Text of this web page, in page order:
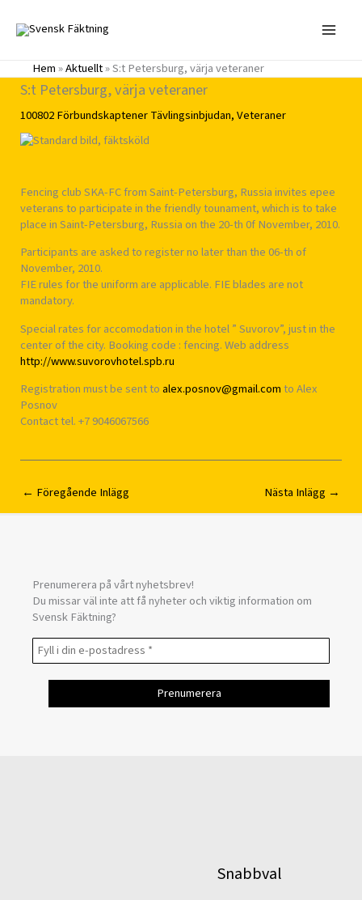
innehåll
Hem»Aktuellt»S:t Petersburg, värja veteraner
S:t Petersburg, värja veteraner
100802FörbundskaptenerTävlingsinbjudan,Veteraner
Fencing club SKA-FC from Saint-Petersburg, Russia invites epee
veterans to participate in the friendly tounament, which is to take
place in Saint-Petersburg, Russia on the 20-th 0f November, 2010.
Participants are asked to register no later than the 06-th of
November, 2010.
FIE rules for the uniform are applicable. FIE blades are not
mandatory.
Special rates for accomodation in the hotel ” Suvorov”, just in the
center of the city. Booking code : fencing. Web address
http://www.suvorovhotel.spb.ru
Registration must be sent toalex.posnov@gmail.comto Alex
Posnov
Contact tel. +7 9046067566
← Föregående Inlägg Nästa Inlägg →
Prenumerera på vårt nyhetsbrev!
Du missar väl inte att få nyheter och viktig information om
Svensk Fäktning?
Snabbval